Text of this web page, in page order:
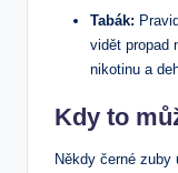
Tabák:
vidět propad
nikotinu a
Kdy to
Někdy černé zuby